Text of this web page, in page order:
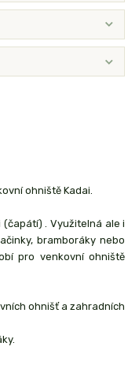
ohniště Kadai.
. Využitelná ale i
bramboráky nebo
pro venkovní ohniště
ohnišť a zahradních